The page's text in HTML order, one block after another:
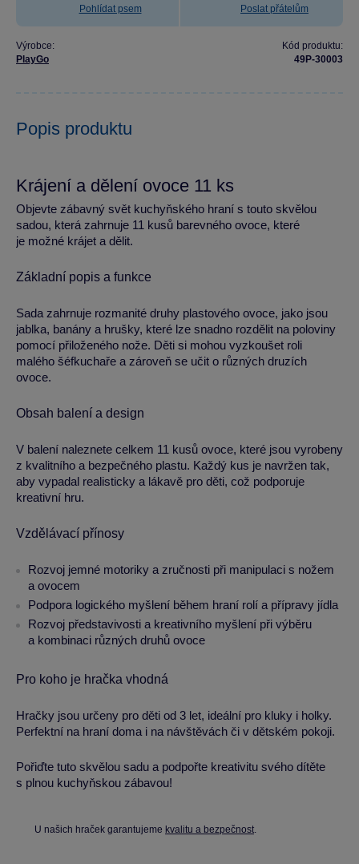
Pohlídat psem Poslat přátelům
Výrobce:
PlayGo
Kód produktu:
49P-30003
Popis produktu
Krájení a dělení ovoce 11 ks
Objevte zábavný svět kuchyňského hraní s touto skvělou
sadou, která zahrnuje 11 kusů barevného ovoce, které
je možné krájet a dělit.
Základní popis a funkce
Sada zahrnuje rozmanité druhy plastového ovoce, jako jsou
jablka, banány a hrušky, které lze snadno rozdělit na poloviny
pomocí přiloženého nože. Děti si mohou vyzkoušet roli
malého šéfkuchaře a zároveň se učit o různých druzích
ovoce.
Obsah balení a design
V balení naleznete celkem 11 kusů ovoce, které jsou vyrobeny
z kvalitního a bezpečného plastu. Každý kus je navržen tak,
aby vypadal realisticky a lákavě pro děti, což podporuje
kreativní hru.
Vzdělávací přínosy
Rozvoj jemné motoriky a zručnosti při manipulaci s nožem
a ovocem
Podpora logického myšlení během hraní rolí a přípravy jídla
Rozvoj představivosti a kreativního myšlení při výběru
a kombinaci různých druhů ovoce
Pro koho je hračka vhodná
Hračky jsou určeny pro děti od 3 let, ideální pro kluky i holky.
Perfektní na hraní doma i na návštěvách či v dětském pokoji.
Pořiďte tuto skvělou sadu a podpořte kreativitu svého dítěte
s plnou kuchyňskou zábavou!
U našich hraček garantujeme kvalitu a bezpečnost.